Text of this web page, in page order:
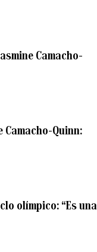
Camacho-
Quinn:
olímpico: “Es una